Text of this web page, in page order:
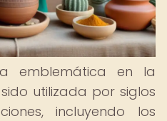
emblemática en la
utilizada por siglos
incluyendo los